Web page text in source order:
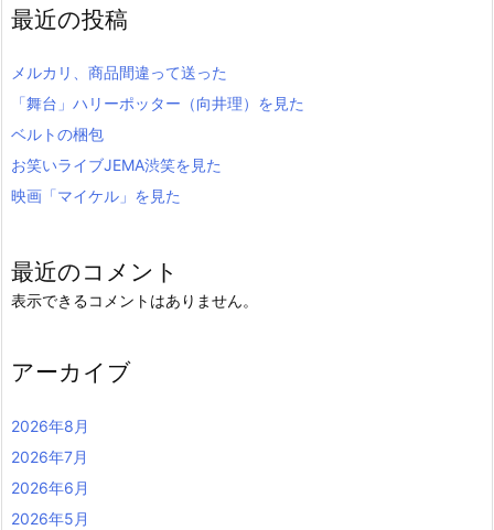
最近の投稿
メルカリ、商品間違って送った
「舞台」ハリーポッター（向井理）を見た
ベルトの梱包
お笑いライブJEMA渋笑を見た
映画「マイケル」を見た
最近のコメント
表示できるコメントはありません。
アーカイブ
2026年8月
2026年7月
2026年6月
2026年5月